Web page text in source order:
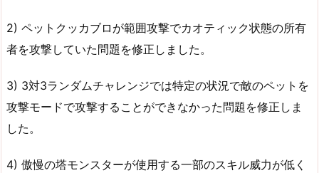
2) ペットクッカブロが範囲攻撃でカオティック状態の所有
者を攻撃していた問題を修正しました。
3) 3対3ランダムチャレンジでは特定の状況で敵のペットを
攻撃モードで攻撃することができなかった問題を修正しま
した。
4) 傲慢の塔モンスターが使用する一部のスキル威力が低く